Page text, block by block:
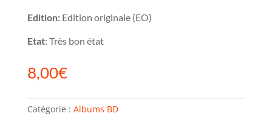
Edition:Edition originale (EO)
Etat: Très bon état
8,00€
Catégorie : Albums BD